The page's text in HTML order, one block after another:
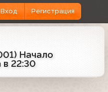
Вход Регистрация
Начало
в 22:30